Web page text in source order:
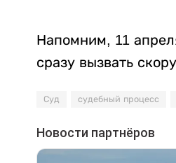
Напомним, 11
сразу вызвать
Суд судебный процесс